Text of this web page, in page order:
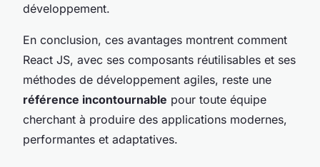
développement.
En conclusion, ces avantages montrent comment
React JS, avec ses composants réutilisables et ses
méthodes de développement agiles, reste une
référence incontournable pour toute équipe
cherchant à produire des applications modernes,
performantes et adaptatives.